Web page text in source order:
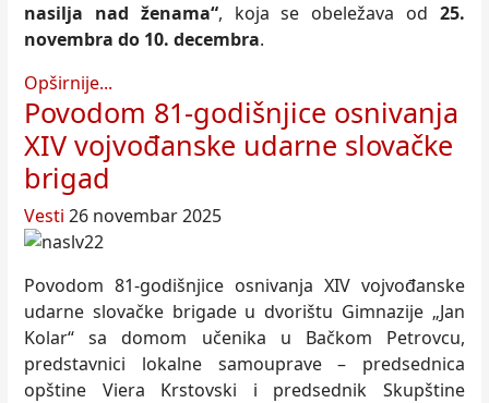
nasilja nad ženama“, koja se obeležava od25.
novembra do 10. decembra.
Opširnije...
Povodom 81-godišnjice osnivanja
XIV vojvođanske udarne slovačke
brigad
Vesti 26 novembar 2025
Povodom 81-godišnjice osnivanja XIV vojvođanske
udarne slovačke brigade u dvorištu Gimnazije „Jan
Kolar“ sa domom učenika u Bačkom Petrovcu,
predstavnici lokalne samouprave – predsednica
opštine Viera Krstovski i predsednik Skupštine